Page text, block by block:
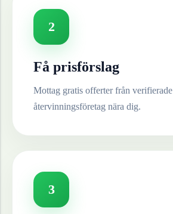
2
Få prisförslag
Mottag gratis offerter från verifierade
återvinningsföretag nära dig.
3